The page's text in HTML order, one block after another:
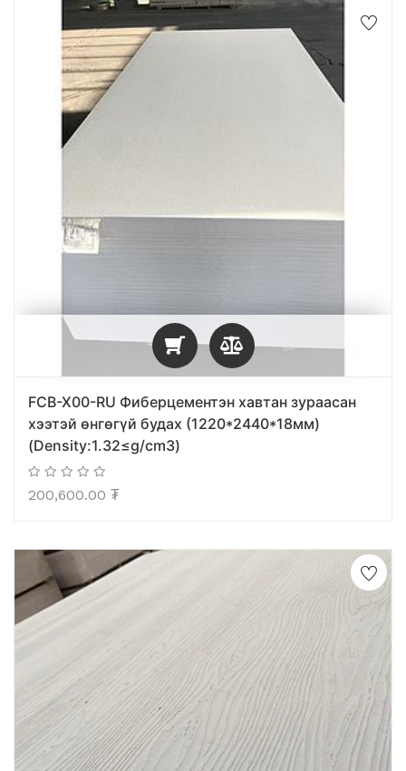
FCB-X00-RU Фиберцементэн хавтан зураасан
хээтэй өнгөгүй будах (1220*2440*18мм)
(Density:1.32≤g/cm3)
200,600.00 ₮